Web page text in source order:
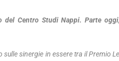
Centro Studi Nappi. Parte
sinergie in essere tra il Premio